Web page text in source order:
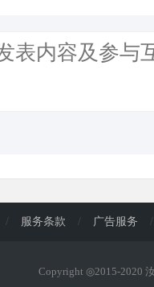
/ 服务条款 / 广告服务 /
Copyright ◎2015-2020